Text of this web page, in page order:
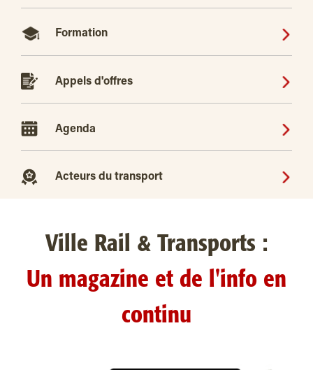
Formation
Appels d'offres
Agenda
Acteurs du transport
Ville Rail & Transports :
Un magazine et de l'info en
continu